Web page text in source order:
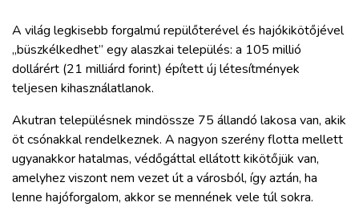
ELLÁTÁSI LÁNC
HAJÓZÁS
BLOG
A világ legkisebb forgalmú repülőterével és hajókikötőjével
„büszkélkedhet” egy alaszkai település: a 105 millió
dollárért (21 milliárd forint) épített új létesítmények
teljesen kihasználatlanok.
Akutran településnek mindössze 75 állandó lakosa van, akik
öt csónakkal rendelkeznek. A nagyon szerény flotta mellett
ugyanakkor hatalmas, védőgáttal ellátott kikötőjük van,
amelyhez viszont nem vezet út a városból, így aztán, ha
lenne hajóforgalom, akkor se mennének vele túl sokra.